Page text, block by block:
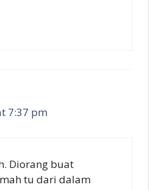
7:37 pm
Diorang buat
tu dari dalam